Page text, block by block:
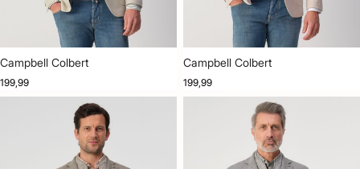
Campbell Colbert
199,99
Campbell Colbert
199,99